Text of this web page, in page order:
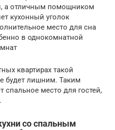
а отличным помощником
кухонный уголок
место для сна
в однокомнатной
квартирах такой
будет лишним. Таким
спальное место для гостей,
со спальным